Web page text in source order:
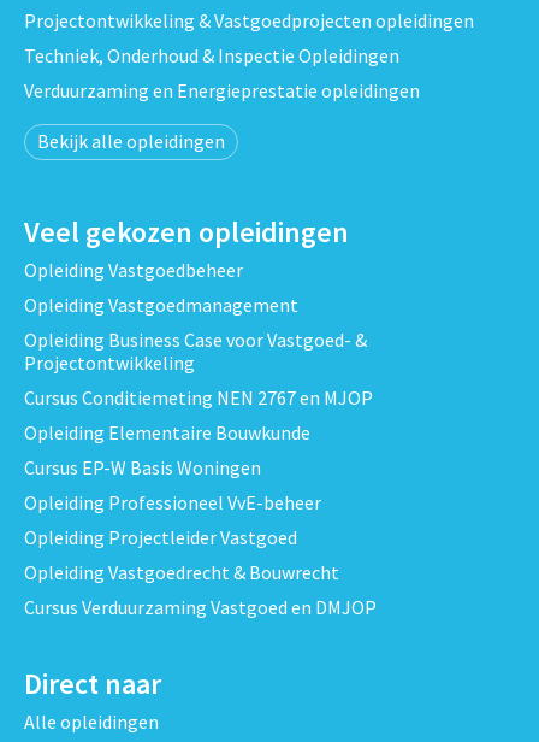
Projectontwikkeling & Vastgoedprojecten opleidingen
Techniek, Onderhoud & Inspectie Opleidingen
Verduurzaming en Energieprestatie opleidingen
Bekijk alle opleidingen
Veel gekozen opleidingen
Opleiding Vastgoedbeheer
Opleiding Vastgoedmanagement
Opleiding Business Case voor Vastgoed- &
Projectontwikkeling
Cursus Conditiemeting NEN 2767 en MJOP
Opleiding Elementaire Bouwkunde
Cursus EP-W Basis Woningen
Opleiding Professioneel VvE-beheer
Opleiding Projectleider Vastgoed
Opleiding Vastgoedrecht & Bouwrecht
Cursus Verduurzaming Vastgoed en DMJOP
Direct naar
Alle opleidingen